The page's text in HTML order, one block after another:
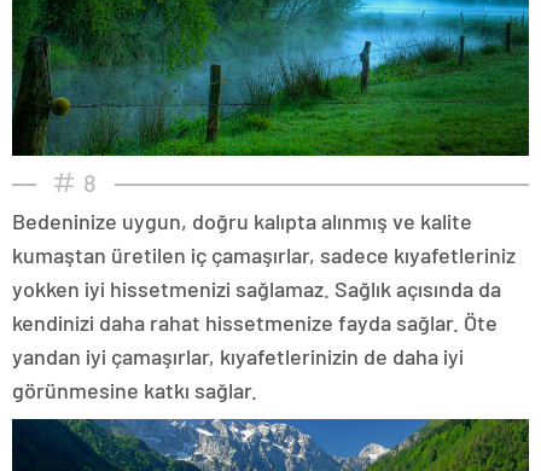
8
Bedeninize uygun, doğru kalıpta alınmış ve kalite
kumaştan üretilen iç çamaşırlar, sadece kıyafetleriniz
yokken iyi hissetmenizi sağlamaz. Sağlık açısında da
kendinizi daha rahat hissetmenize fayda sağlar. Öte
yandan iyi çamaşırlar, kıyafetlerinizin de daha iyi
görünmesine katkı sağlar.